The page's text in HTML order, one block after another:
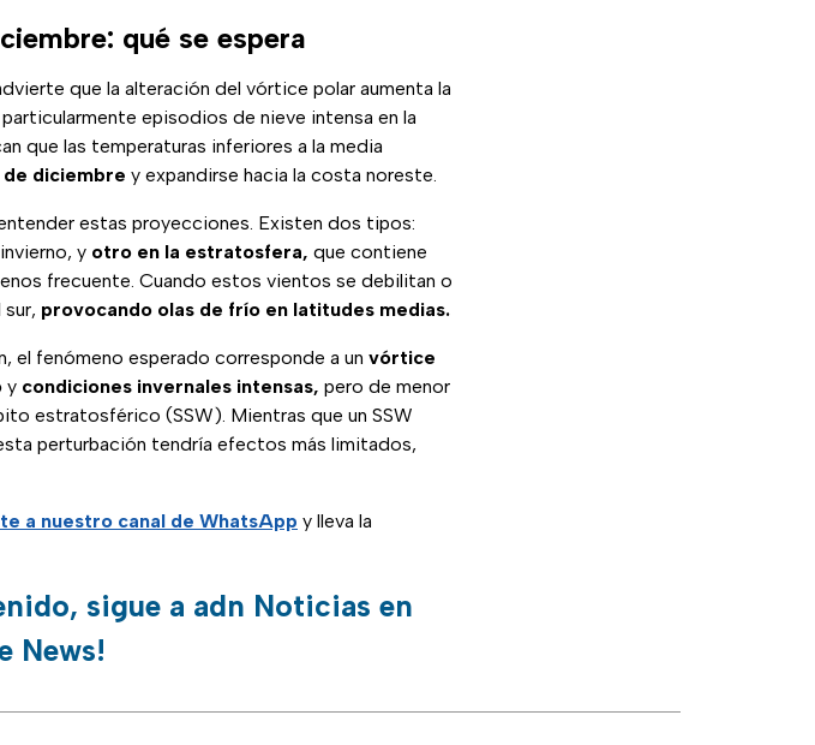
qué se espera
que la alteración del vórtice polar aumenta la
particularmente episodios de nieve intensa en la
que las temperaturas inferiores a la media
diciembre y expandirse hacia la costa noreste.
estas proyecciones. Existen dos tipos:
y otro en la estratosfera, que contiene
frecuente. Cuando estos vientos se debilitan o
provocando olas de frío en latitudes medias.
el fenómeno esperado corresponde a un vórtice
y condiciones invernales intensas, pero de menor
estratosférico (SSW). Mientras que un SSW
perturbación tendría efectos más limitados,
a nuestro canal de WhatsApp y lleva la
sigue a adn Noticias en
News!